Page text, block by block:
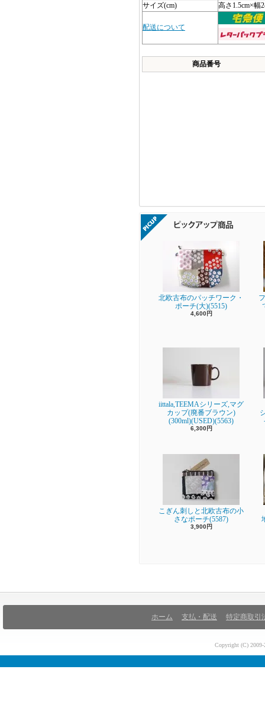
サイズ(cm)
高さ1.5cm×幅
配送について
商品番号
北欧古布のパッチワーク・
ポーチ(大)(5515)
4,600円
iittala,TEEMAシリーズ,マグ
カップ(廃番ブラウン)
(300ml)(USED)(5563)
6,300円
こぎん刺しと北欧古布の小
さなポーチ(5587)
3,900円
ホーム 支払・配送 特定商取引
Copyright (C)